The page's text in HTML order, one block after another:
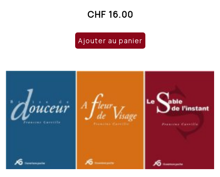
CHF 16.00
Ajouter au panier